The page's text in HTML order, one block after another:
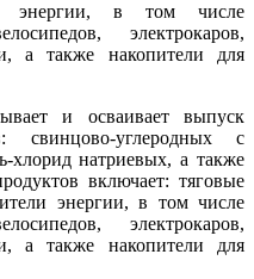
энергии, в том числе
электрокаров,
а также накопители для
и осваивает выпуск
свинцово-углеродных с
хлорид натриевых, а также
включает: тяговые
энергии, в том числе
электрокаров,
а также накопители для